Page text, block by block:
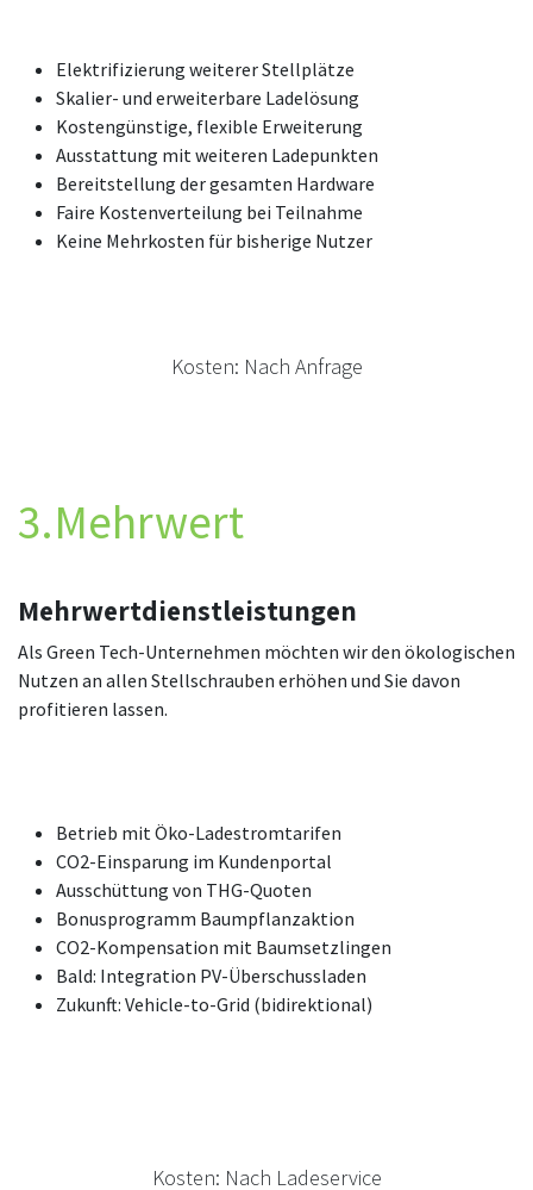
Elektrifizierung weiterer Stellplätze
Skalier- und erweiterbare Ladelösung
Kostengünstige, flexible Erweiterung
Ausstattung mit weiteren Ladepunkten
Bereitstellung der gesamten Hardware
Faire Kostenverteilung bei Teilnahme
Keine Mehrkosten für bisherige Nutzer
Kosten: Nach Anfrage
3.Mehrwert
Mehrwertdienstleistungen
Als Green Tech-Unternehmen möchten wir den ökologischen
Nutzen an allen Stellschrauben erhöhen und Sie davon
profitieren lassen.
Betrieb mit Öko-Ladestromtarifen
CO2-Einsparung im Kundenportal
Ausschüttung von THG-Quoten
Bonusprogramm Baumpflanzaktion
CO2-Kompensation mit Baumsetzlingen
Bald: Integration PV-Überschussladen
Zukunft: Vehicle-to-Grid (bidirektional)
Kosten: Nach Ladeservice